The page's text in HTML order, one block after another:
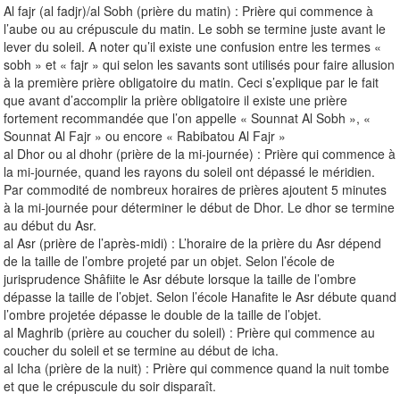
Al fajr (al fadjr)/al Sobh (prière du matin) : Prière qui commence à
l’aube ou au crépuscule du matin. Le sobh se termine juste avant le
lever du soleil. A noter qu’il existe une confusion entre les termes «
sobh » et « fajr » qui selon les savants sont utilisés pour faire allusion
à la première prière obligatoire du matin. Ceci s’explique par le fait
que avant d’accomplir la prière obligatoire il existe une prière
fortement recommandée que l’on appelle « Sounnat Al Sobh », «
Sounnat Al Fajr » ou encore « Rabibatou Al Fajr »
al Dhor ou al dhohr (prière de la mi-journée) : Prière qui commence à
la mi-journée, quand les rayons du soleil ont dépassé le méridien.
Par commodité de nombreux horaires de prières ajoutent 5 minutes
à la mi-journée pour déterminer le début de Dhor. Le dhor se termine
au début du Asr.
al Asr (prière de l’après-midi) : L’horaire de la prière du Asr dépend
de la taille de l’ombre projeté par un objet. Selon l’école de
jurisprudence Shâfiite le Asr débute lorsque la taille de l’ombre
dépasse la taille de l’objet. Selon l’école Hanafite le Asr débute quand
l’ombre projetée dépasse le double de la taille de l’objet.
al Maghrib (prière au coucher du soleil) : Prière qui commence au
coucher du soleil et se termine au début de icha.
al Icha (prière de la nuit) : Prière qui commence quand la nuit tombe
et que le crépuscule du soir disparaît.